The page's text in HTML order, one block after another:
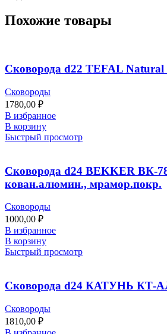
Похожие товары
Сковорода d22 TEFAL Natural
Сковороды
1780,00 ₽
В избранное
В корзину
Быстрый просмотр
Сковорода d24 BEKKER ВК-
кован.алюмин., мрамор.покр.
Сковороды
1000,00 ₽
В избранное
В корзину
Быстрый просмотр
Сковорода d24 КАТУНЬ КТ-
Сковороды
1810,00 ₽